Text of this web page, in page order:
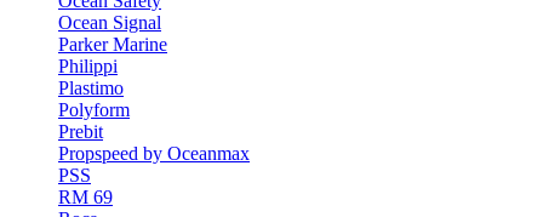
Ocean Signal
Parker Marine
Philippi
Plastimo
Polyform
Prebit
Propspeed by Oceanmax
PSS
RM 69